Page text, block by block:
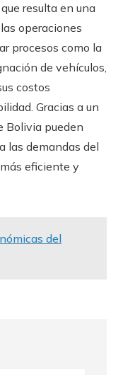
resulta en una
operaciones
procesos como la
de vehículos,
costos
Gracias a un
Bolivia pueden
las demandas del
eficiente y
del